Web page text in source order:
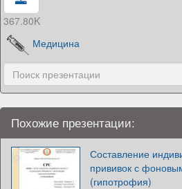
367.80K
Медицина
Похожие презентации:
Составление
прививок с
(гипотрофия)